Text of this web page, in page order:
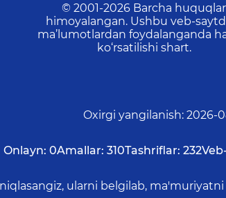
© 2001-2026 Barcha huquqlar
himoyalangan. Ushbu veb-
ma’lumotlardan foydalanganda
ko‘rsatilishi shart.
Oxirgi yangilanish: 2026-
Onlayn: 0Amallar: 310Tashriflar: 232
ularni belgilab,